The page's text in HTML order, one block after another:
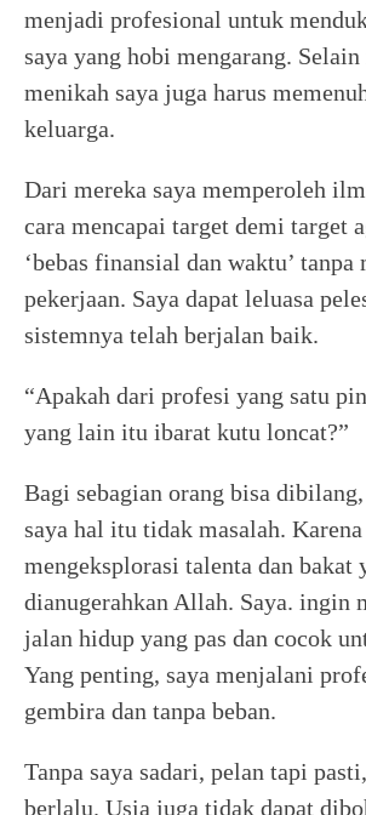
menjadi profesional untuk
saya yang hobi mengarang.
menikah saya juga harus
keluarga.
Dari mereka saya memperoleh
cara mencapai target demi target
‘bebas finansial dan waktu’ tanpa
pekerjaan. Saya dapat leluasa
sistemnya telah berjalan baik.
“Apakah dari profesi yang satu
yang lain itu ibarat kutu loncat?”
Bagi sebagian orang bisa
saya hal itu tidak masalah. Karena
mengeksplorasi talenta dan bakat
dianugerahkan Allah. Saya. ingin
jalan hidup yang pas dan cocok
Yang penting, saya menjalani
gembira dan tanpa beban.
Tanpa saya sadari, pelan tapi
berlalu. Usia juga tidak dapat